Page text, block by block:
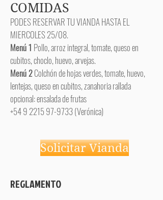
COMIDAS​
PODES RESERVAR TU VIANDA HASTA EL
MIERCOLES 25/08.
Menú 1 Pollo, arroz integral, tomate, queso en
cubitos, choclo, huevo, arvejas.
Menú 2Colchón de hojas verdes, tomate, huevo,
lentejas, queso en cubitos, zanahoria rallada
opcional: ensalada de frutas
+54 9 2215 97-9733(Verónica)
Solicitar Vianda
REGLAMENTO